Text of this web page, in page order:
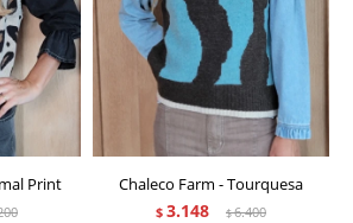
Print Chaleco Farm - Tourquesa
$ 3.148 $6.400